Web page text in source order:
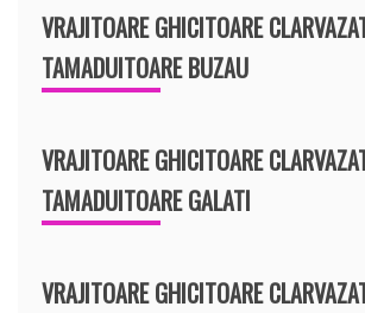
VRAJITOARE GHICITOARE
TAMADUITOARE BUZAU
VRAJITOARE GHICITOARE
TAMADUITOARE GALATI
VRAJITOARE GHICITOARE